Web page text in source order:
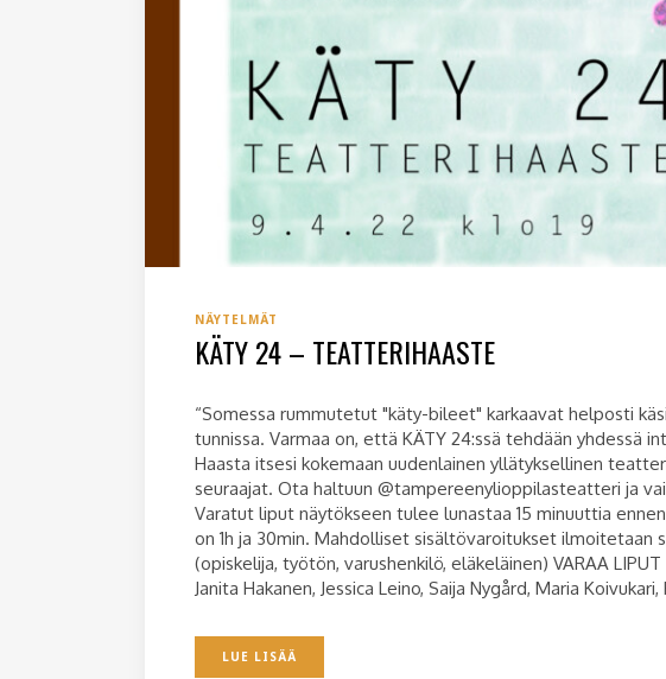
NÄYTELMÄT
KÄTY 24 – TEATTERIHAASTE
“Somessa rummutetut "käty-bileet" karkaavat helposti
tunnissa. Varmaa on, että KÄTY 24:ssä tehdään yhdessä
Haasta itsesi kokemaan uudenlainen yllätyksellinen
seuraajat. Ota haltuun @tampereenylioppilasteatteri ja
Varatut liput näytökseen tulee lunastaa 15 minuuttia
on 1h ja 30min. Mahdolliset sisältövaroitukset ilmoitetaan
(opiskelija, työtön, varushenkilö, eläkeläinen) VARAA
Janita Hakanen, Jessica Leino, Saija Nygård, Maria
LUE LISÄÄ